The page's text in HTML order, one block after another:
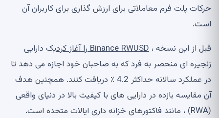
حرکات پلت فرم معاملاتی برای ارزش گذاری برای کاربران آن
است.
قبل از این نسخه ، Binance RWUSD را آغاز کرد
یک دارایی
زنجیره ای منحصر به فرد که به صاحبان خود اجازه می دهد تا
در عملکرد سالانه حداکثر 4.2 ٪ دریافت کنند. همچنین هدف
آن مقایسه بازده در دارایی های با کیفیت بالا در دنیای واقعی
(RWA) ، مانند فاکتورهای خزانه داری ایالات متحده است.